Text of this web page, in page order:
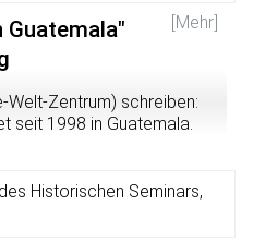
[Mehr]
Welt-Zentrum) schreiben:
seit 1998 in Guatemala.
sich zum Projekt Mitch
ist inzwischen die
Historischen Seminars,